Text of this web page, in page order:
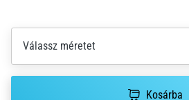
Plantar
Fasciitis:
Tünetek,
Válassz méretet
Kosárba